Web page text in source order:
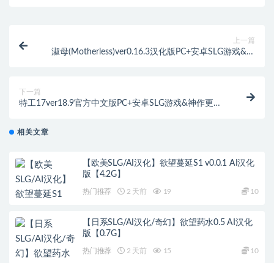
上一篇
淑母(Motherless)ver0.16.3汉化版PC+安卓SLG游戏&更
下一篇
特工17ver18.9官方中文版PC+安卓SLG游戏&神作更新
相关文章
【欧美SLG/AI汉化】欲望蔓延S1 v0.0.1 AI汉化
版【4.2G】
热门推荐 2 天前 19 10
【日系SLG/AI汉化/奇幻】欲望药水0.5 AI汉化
版【0.7G】
热门推荐 2 天前 15 10